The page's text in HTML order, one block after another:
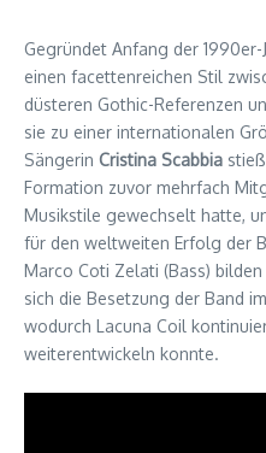
Gegründet Anfang der
einen facettenreichen Stil
düsteren Gothic-Referenzen
sie zu einer internationalen
Sängerin Cristina Scabbia
Formation zuvor mehrfach
Musikstile gewechselt hatte,
für den weltweiten Erfolg der
Marco Coti Zelati (Bass)
sich die Besetzung der Band
wodurch Lacuna Coil
weiterentwickeln konnte.